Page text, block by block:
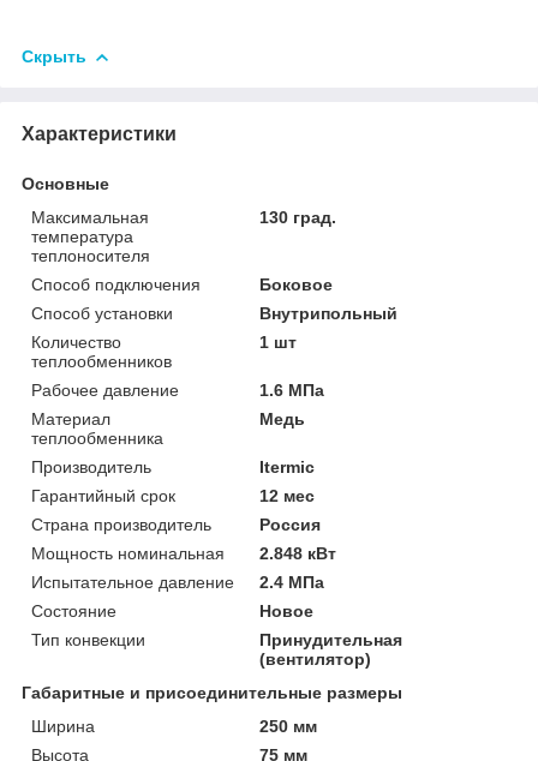
Скрыть
Характеристики
Основные
Максимальная
температура
теплоносителя
130 град.
Способ подключения
Боковое
Способ установки
Внутрипольный
Количество
теплообменников
1 шт
Рабочее давление
1.6 МПа
Материал
теплообменника
Медь
Производитель
Itermic
Гарантийный срок
12 мес
Страна производитель
Россия
Мощность номинальная
2.848 кВт
Испытательное давление
2.4 МПа
Состояние
Новое
Тип конвекции
Принудительная
(вентилятор)
Габаритные и присоединительные размеры
Ширина
250 мм
Высота
75 мм